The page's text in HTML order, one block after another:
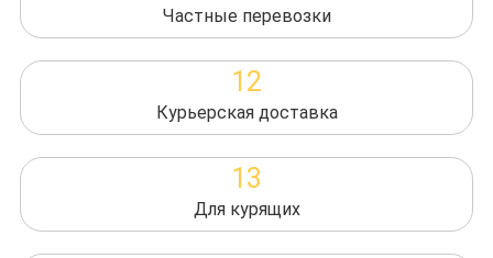
Частные перевозки
12
Курьерская доставка
13
Для курящих